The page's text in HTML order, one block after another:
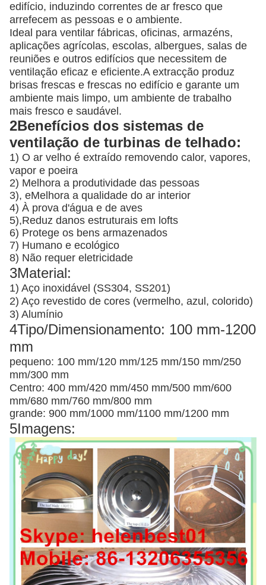
edifício, induzindo correntes de ar fresco que
arrefecem as pessoas e o ambiente.
Ideal para ventilar fábricas, oficinas, armazéns,
aplicações agrícolas, escolas, albergues, salas de
reuniões e outros edifícios que necessitem de
ventilação eficaz e eficiente.A extracção produz
brisas frescas e frescas no edifício e garante um
ambiente mais limpo, um ambiente de trabalho
mais fresco e saudável.
2Benefícios dos sistemas de
ventilação de turbinas de telhado:
1) O ar velho é extraído removendo calor, vapores,
vapor e poeira
2) Melhora a produtividade das pessoas
3), eMelhora a qualidade do ar interior
4) À prova d'água e de aves
5),Reduz danos estruturais em lofts
6) Protege os bens armazenados
7) Humano e ecológico
8) Não requer eletricidade
3Material:
1) Aço inoxidável (SS304, SS201)
2) Aço revestido de cores (vermelho, azul, colorido)
3) Alumínio
4Tipo/Dimensionamento: 100 mm-1200
mm
pequeno: 100 mm/120 mm/125 mm/150 mm/250
mm/300 mm
Centro: 400 mm/420 mm/450 mm/500 mm/600
mm/680 mm/760 mm/800 mm
grande: 900 mm/1000 mm/1100 mm/1200 mm
5Imagens: